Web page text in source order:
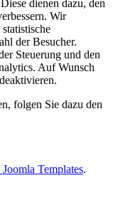
dienen dazu, den
Wir
der Besucher.
Steuerung und den
Auf Wunsch
folgen Sie dazu den
Joomla Templates.